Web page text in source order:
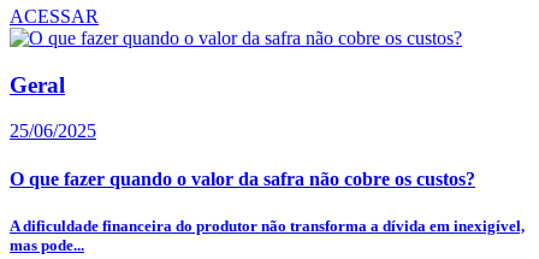
ACESSAR
Geral
25/06/2025
O que fazer quando o valor da safra não cobre os custos?
A dificuldade financeira do produtor não transforma a dívida em inexigível,
mas pode...